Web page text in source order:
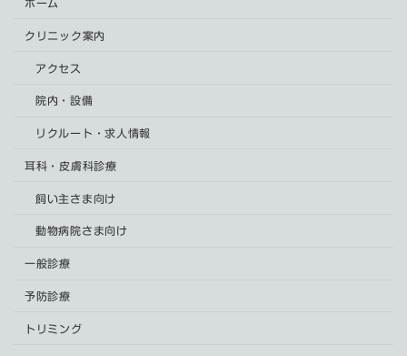
ホーム
クリニック案内
アクセス
院内・設備
リクルート・求人情報
耳科・皮膚科診療
飼い主さま向け
動物病院さま向け
一般診療
予防診療
トリミング